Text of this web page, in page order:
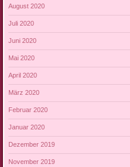
August 2020
Juli 2020
Juni 2020
Mai 2020
April 2020
März 2020
Februar 2020
Januar 2020
Dezember 2019
November 2019